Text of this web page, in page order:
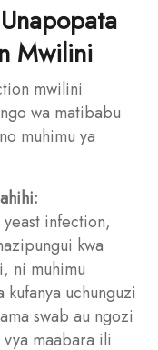
Mwilini
mwilini
wa matibabu
muhimu ya
infection,
kwa
ni muhimu
uchunguzi
swab au ngozi
maabara ili